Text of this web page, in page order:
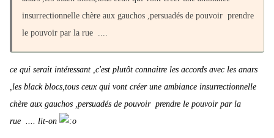
insurrectionnelle chère aux gauchos ,persuadés de pouvoir prendre
le pouvoir par la rue ....
ce qui serait intéressant ,c'est plutôt connaitre les accords avec les anars
,les black blocs,tous ceux qui vont créer une ambiance insurrectionnelle
chère aux gauchos ,persuadés de pouvoir prendre le pouvoir par la
rue .... lit-on